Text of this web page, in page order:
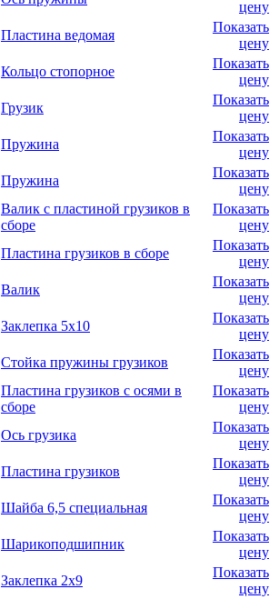
цену
Пластина ведомая
Показать
цену
Кольцо стопорное
Показать
цену
Грузик
Показать
цену
Пружина
Показать
цену
Пружина
Показать
цену
Валик с пластиной грузиков в
сборе
Показать
цену
Пластина грузиков в сборе
Показать
цену
Валик
Показать
цену
Заклепка 5х10
Показать
цену
Стойка пружины грузиков
Показать
цену
Пластина грузиков с осями в
сборе
Показать
цену
Ось грузика
Показать
цену
Пластина грузиков
Показать
цену
Шайба 6,5 специальная
Показать
цену
Шарикоподшипник
Показать
цену
Заклепка 2х9
Показать
цену